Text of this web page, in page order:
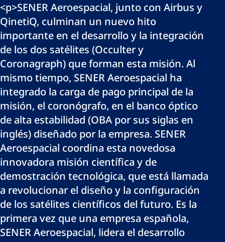
<p>SENER Aeroespacial, junto con Airbus y
QinetiQ, culminan un nuevo hito
importante en el desarrollo y la integración
de los dos satélites (Occulter y
Coronagraph) que forman esta misión. Al
mismo tiempo, SENER Aeroespacial ha
integrado la carga de pago principal de la
misión, el coronógrafo, en el banco óptico
de alta estabilidad (OBA por sus siglas en
inglés) diseñado por la empresa. SENER
Aeroespacial coordina esta novedosa
innovadora misión científica y de
demostración tecnológica, que está llamada
a revolucionar el diseño y la configuración
de los satélites científicos del futuro. Es la
primera vez que una empresa española,
SENER Aeroespacial, lidera el desarrollo